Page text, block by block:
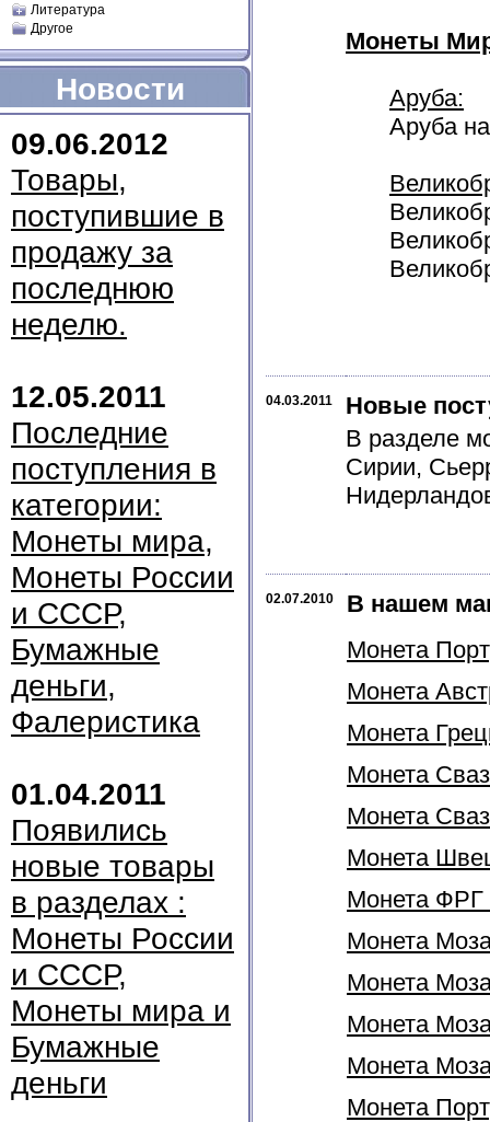
Литература
Другое
Новости
09.06.2012
Товары,
поступившие в
продажу за
последнюю
неделю.
12.05.2011
Последние
поступления в
категории:
Монеты мира,
Монеты России
и СССР,
Бумажные
деньги,
Фалеристика
01.04.2011
Появились
новые товары
в разделах :
Монеты России
и СССР,
Монеты мира и
Бумажные
деньги
Монеты
Аруба:
Аруба
04.03.2011
Новые
В разделе
Сирии,
02.07.2010
В нашем
Монета
Монета
Монета
Монета
Монета
Монета
Монета ФРГ
Монета
Монета
Монета
Монета
Монета